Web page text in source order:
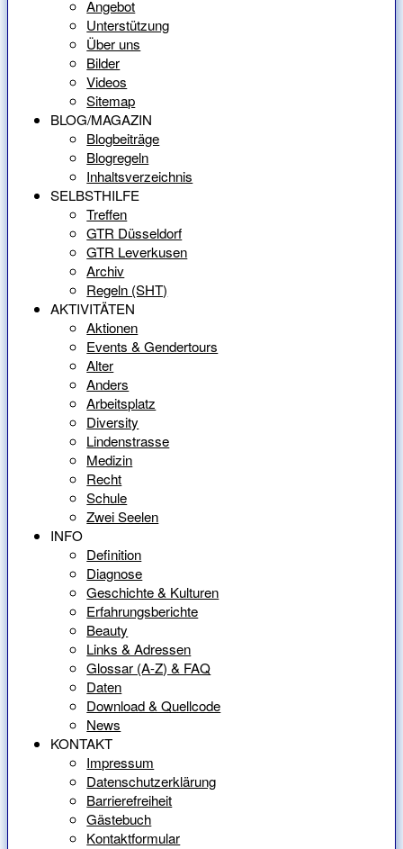
Angebot
Unterstützung
Über uns
Bilder
Videos
Sitemap
BLOG/MAGAZIN
Blogbeiträge
Blogregeln
Inhaltsverzeichnis
SELBSTHILFE
Treffen
GTR Düsseldorf
GTR Leverkusen
Archiv
Regeln (SHT)
AKTIVITÄTEN
Aktionen
Events & Gendertours
Alter
Anders
Arbeitsplatz
Diversity
Lindenstrasse
Medizin
Recht
Schule
Zwei Seelen
INFO
Definition
Diagnose
Geschichte & Kulturen
Erfahrungsberichte
Beauty
Links & Adressen
Glossar (A-Z) & FAQ
Daten
Download & Quellcode
News
KONTAKT
Impressum
Datenschutzerklärung
Barrierefreiheit
Gästebuch
Kontaktformular